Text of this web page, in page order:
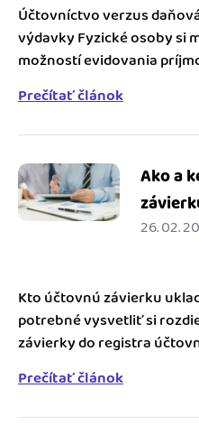
Účtovníctvo verzus
výdavky Fyzické osoby si
možností evidovania
Prečítať článok
Ako a
26. 02.
Kto účtovnú závierku
potrebné vysvetliť si
závierky do registra
Prečítať článok